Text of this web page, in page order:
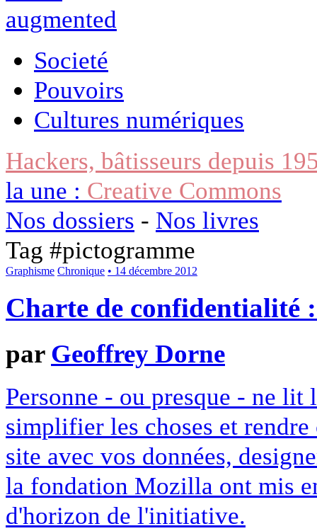
Societé
Pouvoirs
Cultures numériques
Hackers, bâtisseurs depuis
la une : Creative Commons
Nos dossiers - Nos livres
Tag #pictogramme
Graphisme Chronique • 14 décembre 2012
Charte de confidentialité
par Geoffrey Dorne
Personne - ou presque - ne
simplifier les choses et
site avec vos données,
la fondation Mozilla ont mis
d'horizon de l'initiative.